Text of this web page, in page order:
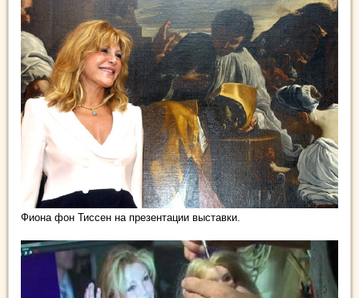
Фиона фон Тиссен на презентации выставки.